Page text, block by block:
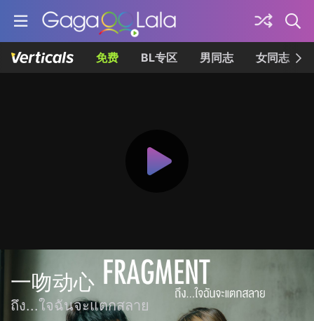
免费 BL专区 男同志 女同志
一吻动心
ถึง...ใจฉันจะแตกสลาย